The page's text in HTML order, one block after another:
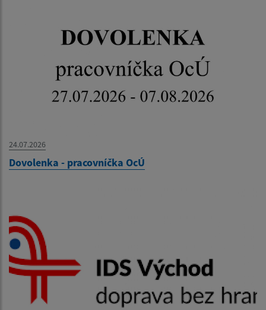
24.07.2026
Dovolenka - pracovníčka OcÚ